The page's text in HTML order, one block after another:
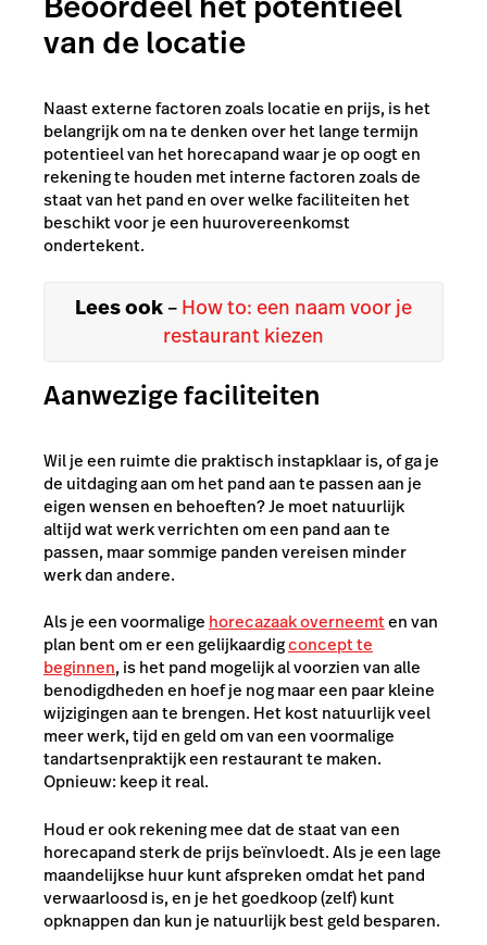
van de locatie
Naast externe factoren zoals locatie en prijs, is het
belangrijk om na te denken over het lange termijn
potentieel van het horecapand waar je op oogt en
rekening te houden met interne factoren zoals de
staat van het pand en over welke faciliteiten het
beschikt voor je een huurovereenkomst
ondertekent.
Lees ook– How to: een naam voor je
restaurant kiezen
Aanwezige faciliteiten
Wil je een ruimte die praktisch instapklaar is, of ga je
de uitdaging aan om het pand aan te passen aan je
eigen wensen en behoeften? Je moet natuurlijk
altijd wat werk verrichten om een pand aan te
passen, maar sommige panden vereisen minder
werk dan andere.
Als je een voormalige horecazaak overneemten van
plan bent om er een gelijkaardigconcept te
beginnen, is het pand mogelijk al voorzien van alle
benodigdheden en hoef je nog maar een paar kleine
wijzigingen aan te brengen. Het kost natuurlijk veel
meer werk, tijd en geld om van een voormalige
tandartsenpraktijk een restaurant te maken.
Opnieuw: keep it real.
Houd er ook rekening mee dat de staat van een
horecapand sterk de prijs beïnvloedt. Als je een lage
maandelijkse huur kunt afspreken omdat het pand
verwaarloosd is, en je het goedkoop (zelf) kunt
opknappen dan kun je natuurlijk best geld besparen.